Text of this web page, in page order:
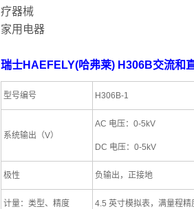
疗器械
家用电器
瑞士HAEFELY(哈弗莱) H306B交流和
型号编号 H306B-1
系统输出（V）
AC 电压：0-5kV
DC 电压：0-5kV
极性 负输出，正接地
计量：类型、精度 4.5 英寸模拟表，满量程精